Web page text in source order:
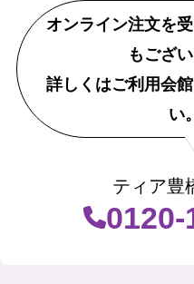
オンライン注文を
もござい
詳しくはご利用会
い。
ティア豊
0120-